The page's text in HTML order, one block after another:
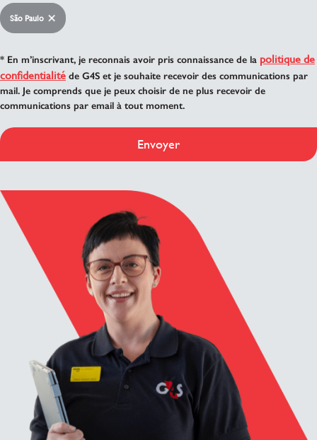
São Paulo
* En m’inscrivant, je reconnais avoir pris connaissance de la politique de
confidentialité de G4S et je souhaite recevoir des communications par
mail. Je comprends que je peux choisir de ne plus recevoir de
communications par email à tout moment.
Envoyer